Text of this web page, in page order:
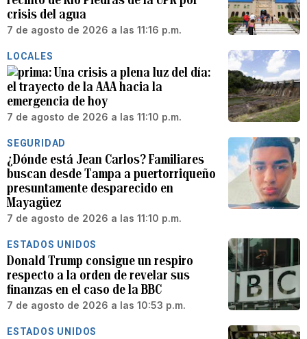
crisis del agua
7 de agosto de 2026 a las 11:16 p.m.
LOCALES
Una crisis a plena luz del día:
el trayecto de la AAA hacia la
emergencia de hoy
7 de agosto de 2026 a las 11:10 p.m.
SEGURIDAD
¿Dónde está Jean Carlos? Familiares
buscan desde Tampa a puertorriqueño
presuntamente desparecido en
Mayagüez
7 de agosto de 2026 a las 11:10 p.m.
ESTADOS UNIDOS
Donald Trump consigue un respiro
respecto a la orden de revelar sus
finanzas en el caso de la BBC
7 de agosto de 2026 a las 10:53 p.m.
ESTADOS UNIDOS